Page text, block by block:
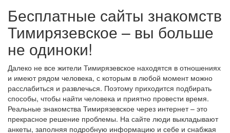
Бесплатные сайты знакомств
Тимирязевское – вы больше
не одиноки!
Далеко не все жители Тимирязевское находятся в отношениях
и имеют рядом человека, с которым в любой момент можно
расслабиться и развлечься. Поэтому приходится подбирать
способы, чтобы найти человека и приятно провести время.
Реальные знакомства Тимирязевское через интернет – это
прекрасное решение проблемы. На сайте люди выкладывают
анкеты, заполняя подробную информацию и себе и снабжая